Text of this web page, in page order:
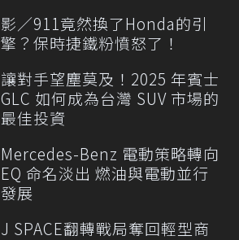
影／911竟然換了Honda的引
擎？保時捷鐵粉憤怒了！
讓對手望塵莫及！2025 年賓士
GLC 如何成為台灣 SUV 市場的
最佳投資
Mercedes-Benz 電動策略轉向
EQ 命名淡出 燃油與電動並行
發展
J SPACE翻轉戰局奪回輕型商